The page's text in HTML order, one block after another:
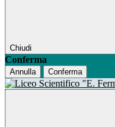
Chiudi
Conferma
Annulla Conferma